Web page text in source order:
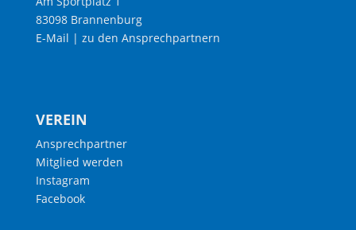
83098 Brannenburg
E-Mail | zu den Ansprechpartnern
VEREIN
Ansprechpartner
Mitglied werden
Instagram
Facebook